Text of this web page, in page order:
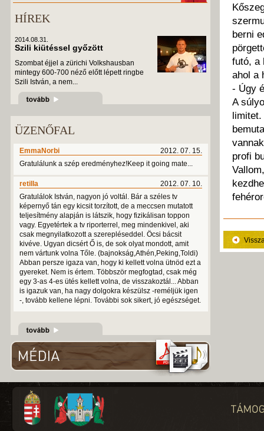
HÍREK
2014.08.31.
Szili kiütéssel győzött
Szombat éjjel a zürichi Volkshausban
mintegy 600-700 néző előtt lépett ringbe
Szili István, a nem...
ÜZENŐFAL
2012. 07. 15.
EmmaNorbi
Gratulálunk a szép eredményhez!Keep it going mate...
2012. 07. 10.
retilla
Gratulálok István, nagyon jó voltál. Bár a széles tv
képernyő tán egy kicsit torzított, de a meccsen mutatott
teljesítmény alapján is látszik, hogy fizikálisan toppon
vagy. Egyetértek a tv riporterrel, meg mindenkivel, aki
csak megnyilatkozott a szerepléseddel. Öcsi bácsit
kivéve. Ugyan dicsért Ő is, de sok olyat mondott, amit
nem vártunk volna Tőle. (bajnokság,Athén,Peking,Toldi)
Abban persze igaza van, hogy ki kellett volna ütnöd ezt a
gyereket. Nem is értem. Többször megfogtad, csak még
egy 3-as 4-es ütés kellett volna, de visszakoztál... Abban
is igazuk van, ha nagy dolgokra készülsz -reméljük igen
-, tovább kellene lépni. További sok sikert, jó egészséget.
berni
futó, a
ahol a
- Úgy
A
limitet.
profi